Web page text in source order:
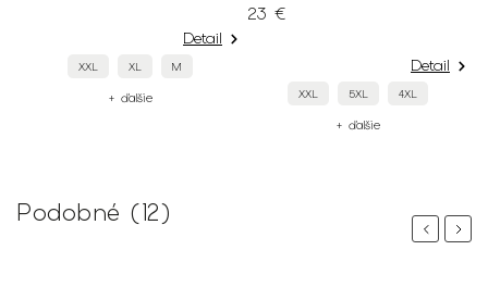
XXL 5XL
5XL
+ ďalšie
Podobné (12)
PreviousNext